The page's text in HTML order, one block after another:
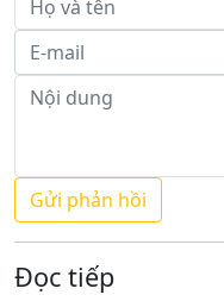
Đọc tiếp